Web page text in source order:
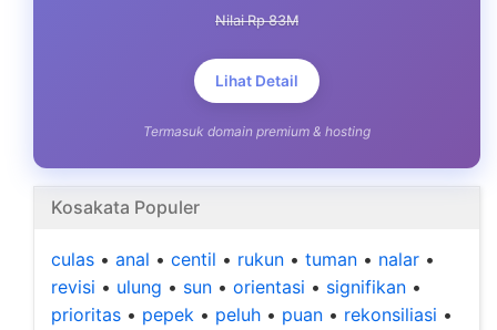
Nilai Rp 83M
Lihat Detail
Termasuk domain premium & hosting
Kosakata Populer
culas • anal • centil • rukun • tuman • nalar •
revisi • ulung • sun • orientasi • signifikan •
prioritas • pepek • peluh • puan • rekonsiliasi •